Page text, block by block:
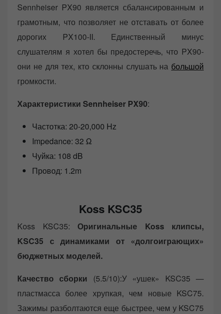
Sennheiser PX90 является сбалансированным и
грамотным, что позволяет не отставать от более
дорогих PX100-II. Единственный минус
слушателям я хотел бы предостеречь, что PX90-
они не для тех, кто склонны слушать на большой
громкости.
Характеристики Sennheiser PX90:
Частотка: 20-20,000 Hz
Impedance: 32 Ω
Чуйка: 108 dB
Провод: 1.2m
Koss KSC35
Koss KSC35: Оригинальные Koss клипсы,
KSC35 с динамиками от «долгоиграющих»
бюджетных моделей.
Качество сборки (5.5/10):У «ушек» KSC35 —
пластмасса более хрупкая, чем новые KSC75.
Зажимы разболтаются еще быстрее, чем у KSC75